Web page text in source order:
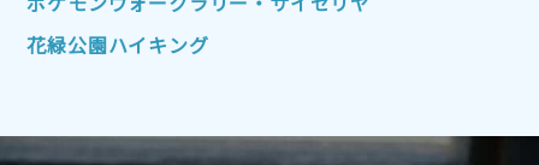
2021年10月 2021年9月
ポケモンウォークラリー・サイゼリヤ
花緑公園ハイキング